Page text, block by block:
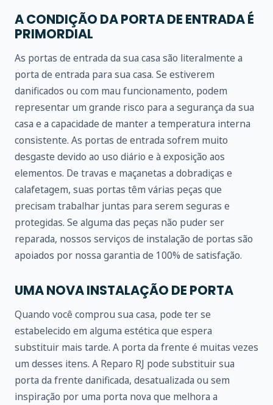
A CONDIÇÃO DA PORTA DE ENTRADA É
PRIMORDIAL
As portas de entrada da sua casa são literalmente a
porta de entrada para sua casa. Se estiverem
danificados ou com mau funcionamento, podem
representar um grande risco para a segurança da sua
casa e a capacidade de manter a temperatura interna
consistente. As portas de entrada sofrem muito
desgaste devido ao uso diário e à exposição aos
elementos. De travas e maçanetas a dobradiças e
calafetagem, suas portas têm várias peças que
precisam trabalhar juntas para serem seguras e
protegidas. Se alguma das peças não puder ser
reparada, nossos serviços de instalação de portas são
apoiados por nossa garantia de 100% de satisfação.
UMA NOVA INSTALAÇÃO DE PORTA
Quando você comprou sua casa, pode ter se
estabelecido em alguma estética que espera
substituir mais tarde. A porta da frente é muitas vezes
um desses itens. A Reparo RJ pode substituir sua
porta da frente danificada, desatualizada ou sem
inspiração por uma porta nova que melhora a